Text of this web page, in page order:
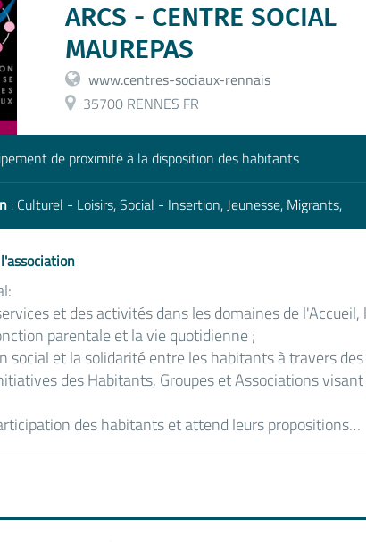
ARCS - CENTRE SOCIAL
MAUREPAS
www.centres-sociaux-rennais
35700 RENNES FR
de proximité à la disposition des habitants
: Culturel - Loisirs, Social - Insertion, Jeunesse, Migrants,
et des activités dans les domaines de
parentale et la vie quotidienne ;
social et la solidarité entre les habitants à travers
des Habitants, Groupes et Associations
des habitants et attend leurs propositions…